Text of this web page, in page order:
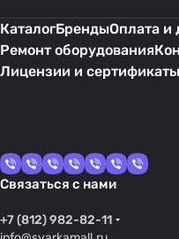
КаталогБрендыОплата и
Ремонт оборудования
Лицензии и сертификаты
Связаться с нами
+7 (812) 982-82-11